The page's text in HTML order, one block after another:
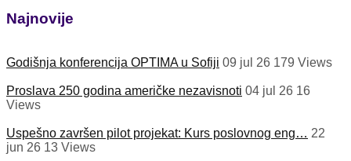
Najnovije
Godišnja konferencija OPTIMA u Sofiji 09 jul 26 179 Views
Proslava 250 godina američke nezavisnoti 04 jul 26 16
Views
Uspešno završen pilot projekat: Kurs poslovnog eng… 22
jun 26 13 Views